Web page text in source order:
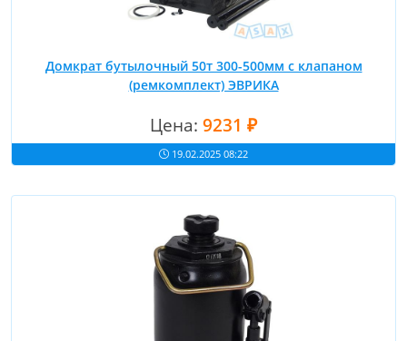
Домкрат бутылочный 50т 300-500мм с клапаном
(ремкомплект) ЭВРИКА
Цена: 9231 ₽
19.02.2025 08:22